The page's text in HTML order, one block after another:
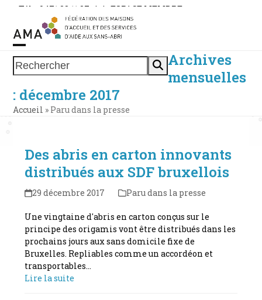
Skip
content
Tél. : 0471 38 11 37 | | ESPACE MEMBRE
Rechercher
Open
mobile
menu
Close
mobile
menu
Archives
mensuelles
: décembre 2017
Accueil » Paru dans la presse
Des abris en carton innovants
distribués aux SDF bruxellois
29 décembre 2017 Paru dans la presse
Une vingtaine d'abris en carton conçus sur le
principe des origamis vont être distribués dans les
prochains jours aux sans domicile fixe de
Bruxelles. Repliables comme un accordéon et
transportables…
Lire la suite